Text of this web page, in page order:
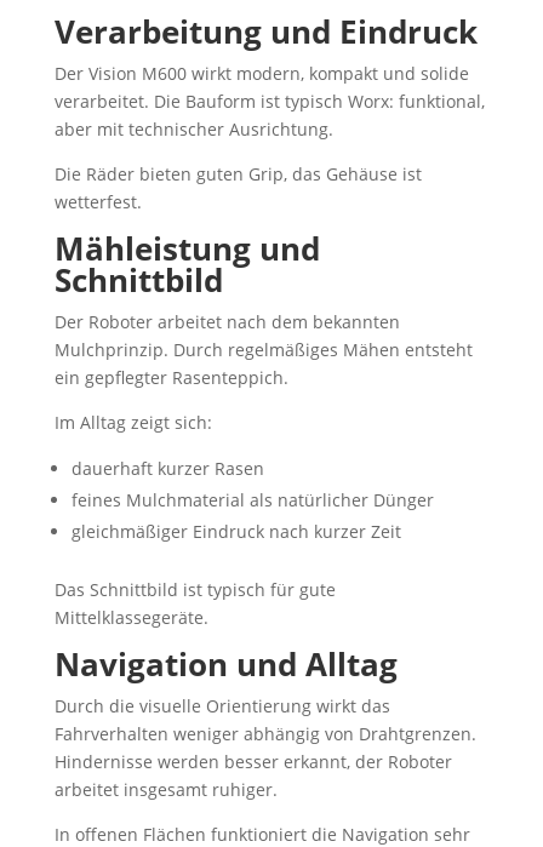
Verarbeitung und Eindruck
Der Vision M600 wirkt modern, kompakt und solide
verarbeitet. Die Bauform ist typisch Worx: funktional,
aber mit technischer Ausrichtung.
Die Räder bieten guten Grip, das Gehäuse ist
wetterfest.
Mähleistung und
Schnittbild
Der Roboter arbeitet nach dem bekannten
Mulchprinzip. Durch regelmäßiges Mähen entsteht
ein gepflegter Rasenteppich.
Im Alltag zeigt sich:
dauerhaft kurzer Rasen
feines Mulchmaterial als natürlicher Dünger
gleichmäßiger Eindruck nach kurzer Zeit
Das Schnittbild ist typisch für gute
Mittelklassegeräte.
Navigation und Alltag
Durch die visuelle Orientierung wirkt das
Fahrverhalten weniger abhängig von Drahtgrenzen.
Hindernisse werden besser erkannt, der Roboter
arbeitet insgesamt ruhiger.
In offenen Flächen funktioniert die Navigation sehr